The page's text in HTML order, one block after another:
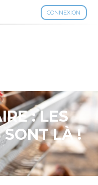
CONNEXION
: LES
LÀ !